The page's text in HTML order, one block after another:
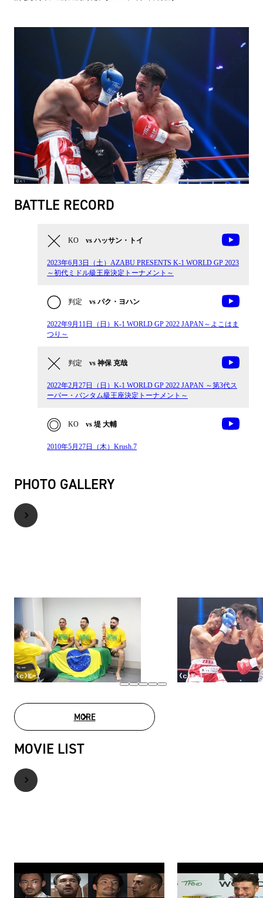
BATTLE RECORD
KO vs ハッサン・トイ
2023年6月3日（土）AZABU PRESENTS K-1 WORLD GP 2023
～初代ミドル級王座決定トーナメント～
判定 vs パク・ヨハン
2022年9月11日（日）K-1 WORLD GP 2022 JAPAN～よこはま
つり～
判定 vs 神保 克哉
2022年2月27日（日）K-1 WORLD GP 2022 JAPAN ～第3代ス
ーパー・バンタム級王座決定トーナメント～
KO vs 堤 大輔
2010年5月27日（木）Krush.7
PHOTO GALLERY
MOREPHOTO GALLERY
MOVIE LIST